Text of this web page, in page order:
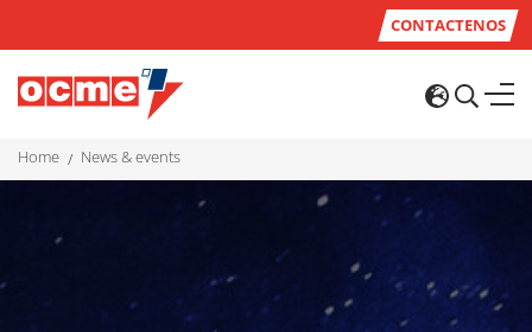
CONTACTENOS
home news & events